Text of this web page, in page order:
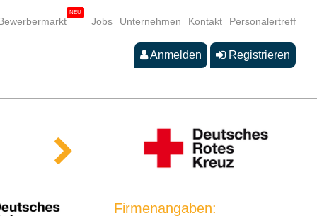
Jobs Unternehmen Kontakt Personalertreff
Anmelden Registrieren
Firmenangaben: